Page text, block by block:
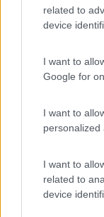
related to
device
I want to
Google for
I want to
personalized
I want to
related to
device
riesce a riportare il
corda da traino a
d'acqua, per cui
distante:
Arrivo al